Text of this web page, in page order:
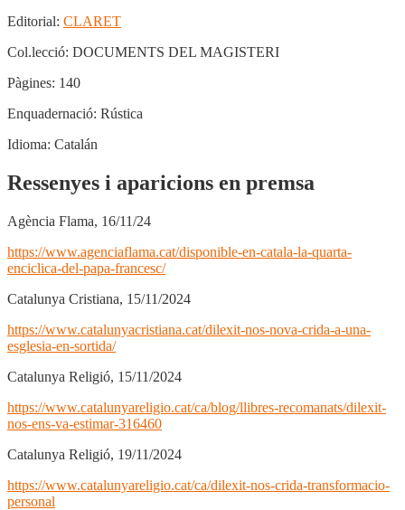
Editorial: CLARET
Col.lecció: DOCUMENTS DEL MAGISTERI
Pàgines: 140
Enquadernació: Rústica
Idioma: Catalán
Ressenyes i aparicions en premsa
Agència Flama, 16/11/24
https://www.agenciaflama.cat/disponible-en-catala-la-quarta-
enciclica-del-papa-francesc/
Catalunya Cristiana, 15/11/2024
https://www.catalunyacristiana.cat/dilexit-nos-nova-crida-a-una-
esglesia-en-sortida/
Catalunya Religió, 15/11/2024
https://www.catalunyareligio.cat/ca/blog/llibres-recomanats/dilexit-
nos-ens-va-estimar-316460
Catalunya Religió, 19/11/2024
https://www.catalunyareligio.cat/ca/dilexit-nos-crida-transformacio-
personal